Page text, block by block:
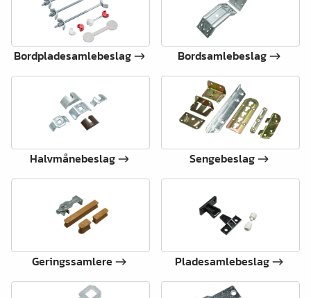
Bordpladesamlebeslag Bordsamlebeslag
Halvmånebeslag Sengebeslag
Geringssamlere Pladesamlebeslag